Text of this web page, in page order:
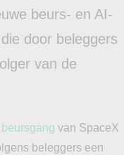
beurs- en AI-
door beleggers
van de
beursgang van SpaceX
beleggers een